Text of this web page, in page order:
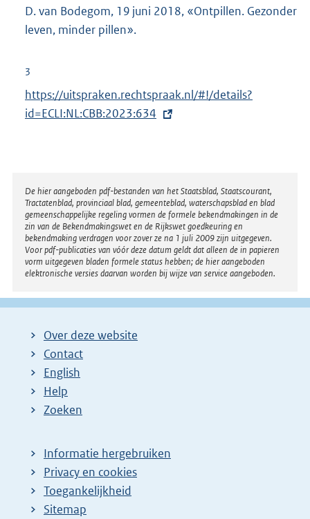
:
D. van Bodegom, 19 juni 2018, «Ontpillen. Gezonder
leven, minder pillen».
3
E
x
n
e
l
i
n
k
:
https://uitspraken.rechtspraak.nl/#!/details?
id=ECLI:NL:CBB:2023:634
Disclaimer
De hier aangeboden pdf-bestanden van het Staatsblad, Staatscourant,
Tractatenblad, provinciaal blad, gemeenteblad, waterschapsblad en blad
gemeenschappelijke regeling vormen de formele bekendmakingen in de
zin van de Bekendmakingswet en de Rijkswet goedkeuring en
bekendmaking verdragen voor zover ze na 1 juli 2009 zijn uitgegeven.
Voor pdf-publicaties van vóór deze datum geldt dat alleen de in papieren
vorm uitgegeven bladen formele status hebben; de hier aangeboden
elektronische versies daarvan worden bij wijze van service aangeboden.
Over deze website
Contact
English
Help
Zoeken
Informatie hergebruiken
Privacy en cookies
Toegankelijkheid
Sitemap